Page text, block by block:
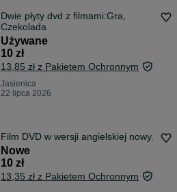
Dwie płyty dvd z filmami:Gra,
Czekolada
Używane
10 zł
13,85 zł z Pakietem Ochronnym
Jasienica
22 lipca 2026
Film DVD w wersji angielskiej nowy.
Nowe
10 zł
13,35 zł z Pakietem Ochronnym